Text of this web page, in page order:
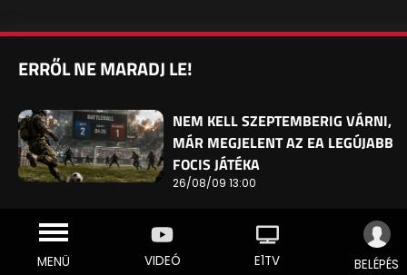
MENÜ VIDEÓ E1TV BELÉPÉS
ERRŐL NE MARADJ LE!
NEM KELL SZEPTEMBERIG VÁRNI,
MÁR MEGJELENT AZ EA LEGÚJABB
FOCIS JÁTÉKA
26/08/09 13:00